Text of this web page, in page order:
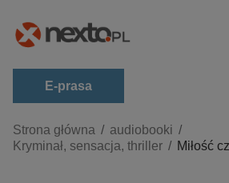
E-prasa
Kategorie
Zobacz wszystkie E-prasa
Strona główna
audiobooki
Kryminał, sensacja, thriller
Miłość